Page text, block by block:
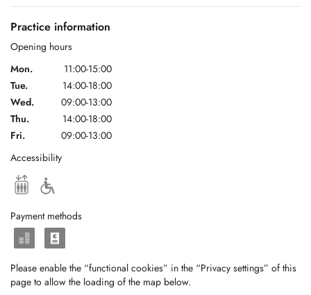
Practice information
Opening hours
Mon.
11:00-15:00
Tue.
14:00-18:00
Wed.
09:00-13:00
Thu.
14:00-18:00
Fri.
09:00-13:00
Accessibility
Payment methods
Please enable the “functional cookies” in the “Privacy settings” of this
page to allow the loading of the map below.